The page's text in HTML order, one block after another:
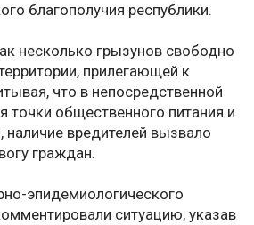
благополучия республики.
несколько грызунов свободно
прилегающей к
что в непосредственной
точки общественного питания и
вредителей вызвало
граждан.
эпидемиологического
ситуацию, указав